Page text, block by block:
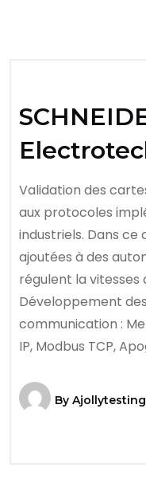
Validation des
aux protocoles
industriels. Dans
ajoutées à des
régulent la vitesses
Développement
communication :
IP, Modbus TCP,
By